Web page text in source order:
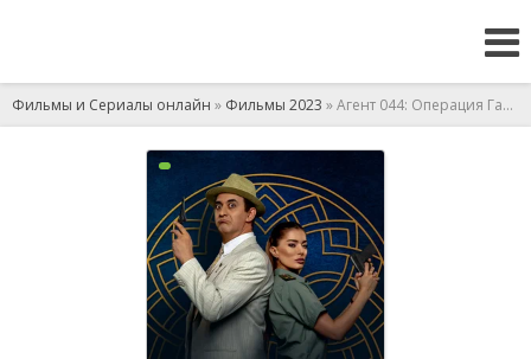
Фильмы и Сериалы онлайн » Фильмы 2023 » Агент 044: Операция Гарни